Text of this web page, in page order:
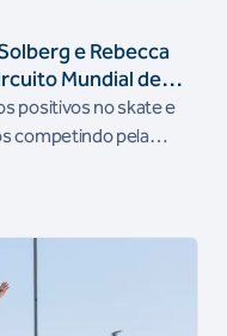
e Rebecca
Mundial de
positivos no skate e
competindo pela